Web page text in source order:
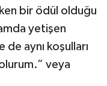
bir ödül olduğu
yetişen
aynı koşulları
veya